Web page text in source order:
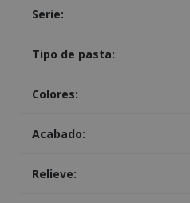
Serie:
Tipo de pasta:
Colores:
Acabado:
Relieve: